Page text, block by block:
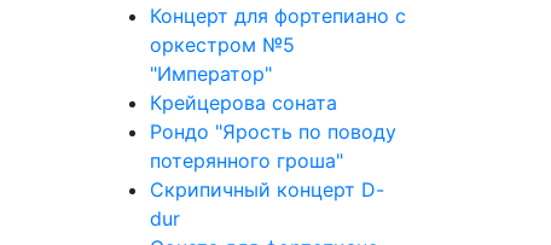
Концерт для фортепиано с
оркестром №5
"Император"
Крейцерова соната
Рондо "Ярость по поводу
потерянного гроша"
Скрипичный концерт D-
dur